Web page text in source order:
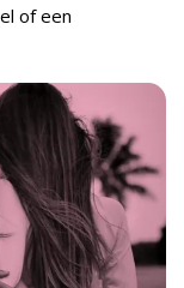
of een